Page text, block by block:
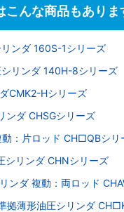
こんな商品もありま
ンダ 160S-1シリーズ
リンダ 140H-8シリーズ
CMK2-Hシリーズ
ンダ CHSGシリーズ
：片ロッド CH□QBシリ
シリンダ CHNシリーズ
ンダ 複動：両ロッド
拠薄形油圧シリンダ